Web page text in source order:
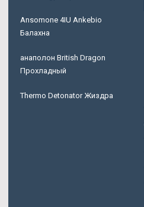
Ansomone 4IU Ankebio
Балахна
анаполон British Dragon
Прохладный
Thermo Detonator Жиздра